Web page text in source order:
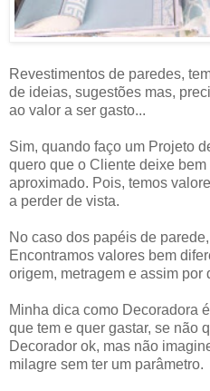
Revestimentos de paredes,
de ideias, sugestões mas,
ao valor a ser gasto...
Sim, quando faço um Projeto
quero que o Cliente deixe
aproximado. Pois, temos
a perder de vista.
No caso dos papéis de
Encontramos valores bem
origem, metragem e assim por
Minha dica como Decoradora
que tem e quer gastar, se não
Decorador ok, mas não
milagre sem ter um parâmetro.